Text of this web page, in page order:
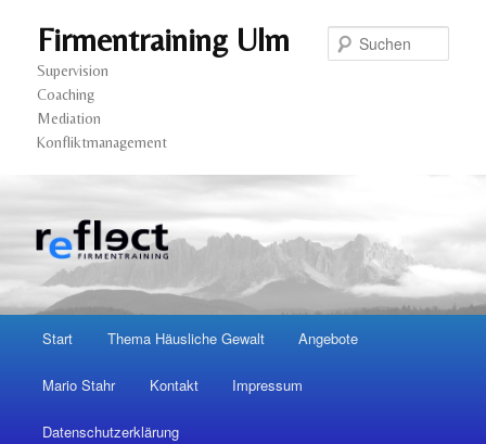
Firmentraining Ulm
Supervision
Coaching
Mediation
Konfliktmanagement
Zum
Inhalt
Zum
sekundären
Start Thema Häusliche Gewalt Angebote
Mario Stahr Kontakt Impressum
Datenschutzerklärung